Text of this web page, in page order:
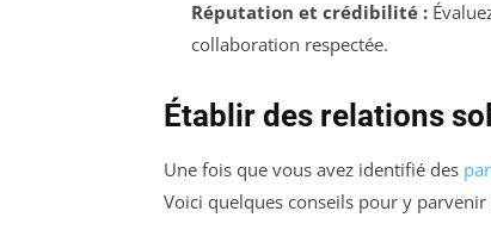
Réputation et crédibilité :
collaboration respectée.
Établir des relations
Une fois que vous avez identifié des
Voici quelques conseils pour y parvenir